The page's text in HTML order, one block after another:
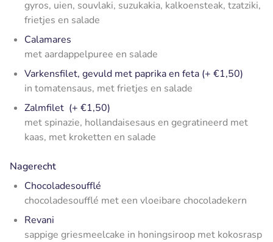
gyros, uien, souvlaki, suzukakia, kalkoensteak, tzatziki,
frietjes en salade
Calamares
met aardappelpuree en salade
Varkensfilet, gevuld met paprika en feta (+ €1,50)
in tomatensaus, met frietjes en salade
Zalmfilet (+ €1,50)
met spinazie, hollandaisesaus en gegratineerd met
kaas, met kroketten en salade
Nagerecht
Chocoladesoufflé
chocoladesoufflé met een vloeibare chocoladekern
Revani
sappige griesmeelcake in honingsiroop met kokosrasp